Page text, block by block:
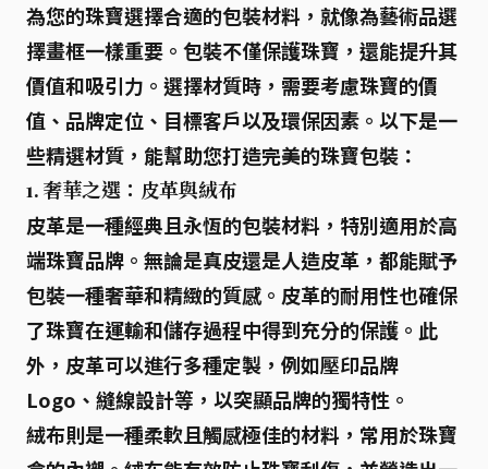
為您的珠寶選擇合適的包裝材料，就像為藝術品選
擇畫框一樣重要。包裝不僅保護珠寶，還能提升其
價值和吸引力。選擇材質時，需要考慮珠寶的價
值、品牌定位、目標客戶以及環保因素 。以下是一
些精選材質，能幫助您打造完美的珠寶包裝：
1. 奢華之選：皮革與絨布
皮革是一種經典且永恆的包裝材料，特別適用於高
端珠寶品牌。無論是真皮還是人造皮革，都能賦予
包裝一種奢華和精緻的質感。皮革的耐用性也確保
了珠寶在運輸和儲存過程中得到充分的保護。此
外，皮革可以進行多種定製，例如壓印品牌
Logo、縫線設計等，以突顯品牌的獨特性。
絨布則是一種柔軟且觸感極佳的材料，常用於珠寶